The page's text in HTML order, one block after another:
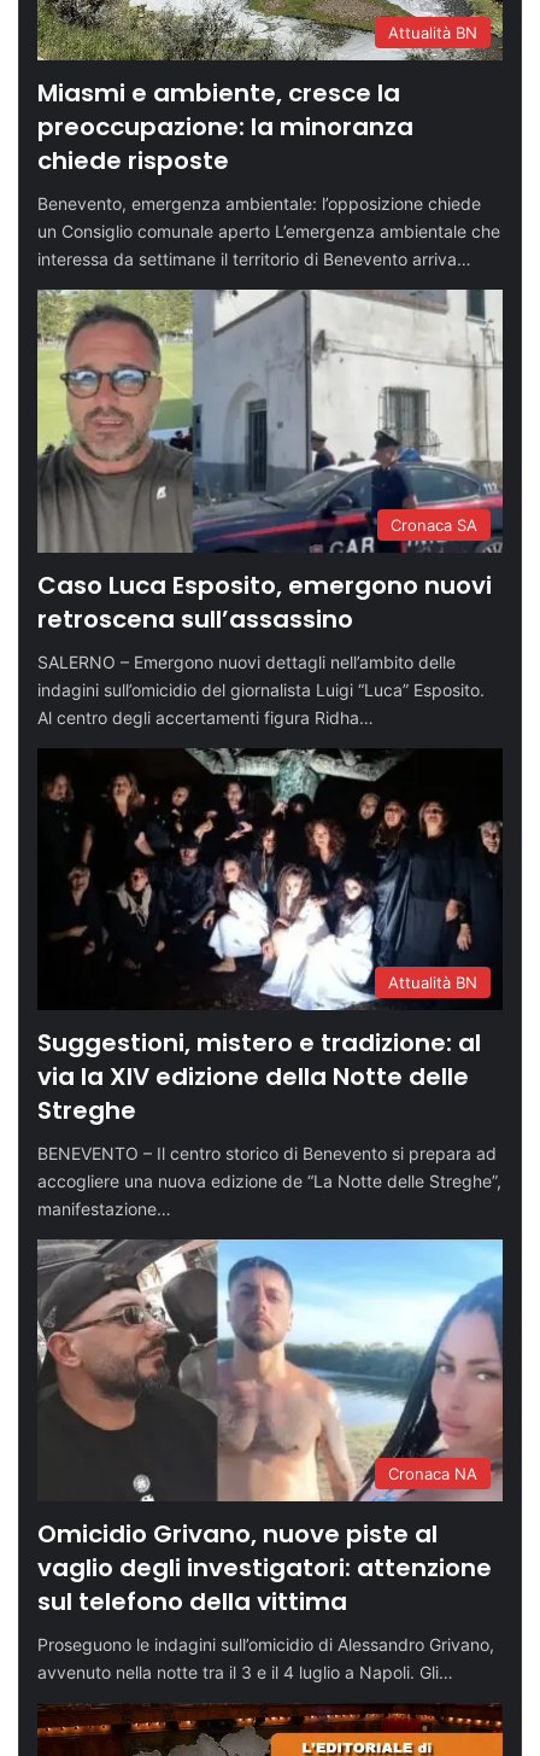
Attualità BN
Miasmi e ambiente, cresce la
preoccupazione: la minoranza
chiede risposte
Benevento, emergenza ambientale: l’opposizione chiede
un Consiglio comunale aperto L’emergenza ambientale che
interessa da settimane il territorio di Benevento arriva…
Cronaca SA
Caso Luca Esposito, emergono nuovi
retroscena sull’assassino
SALERNO – Emergono nuovi dettagli nell’ambito delle
indagini sull’omicidio del giornalista Luigi “Luca” Esposito.
Al centro degli accertamenti figura Ridha…
Attualità BN
Suggestioni, mistero e tradizione: al
via la XIV edizione della Notte delle
Streghe
BENEVENTO – Il centro storico di Benevento si prepara ad
accogliere una nuova edizione de “La Notte delle Streghe”,
manifestazione…
Cronaca NA
Omicidio Grivano, nuove piste al
vaglio degli investigatori: attenzione
sul telefono della vittima
Proseguono le indagini sull’omicidio di Alessandro Grivano,
avvenuto nella notte tra il 3 e il 4 luglio a Napoli. Gli…